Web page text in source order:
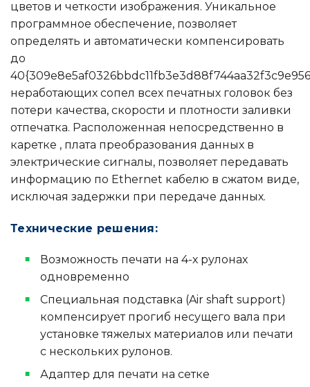
цветов и четкости изображения. Уникальное
программное обеспечение, позволяет
определять и автоматически компенсировать
до
неработающих сопел всех печатных головок без
потери качества, скорости и плотности заливки
отпечатка. Расположенная непосредственно в
каретке , плата преобразования данных в
электрические сигналы, позволяет передавать
информацию по Ethernet кабелю в сжатом виде,
исключая задержки при передаче данных.
Технические решения:
Возможность печати на 4-х рулонах
одновременно
Специальная подставка (Air shaft support)
компенсирует прогиб несущего вала при
установке тяжелых материалов или печати
с нескольких рулонов.
Адаптер для печати на сетке